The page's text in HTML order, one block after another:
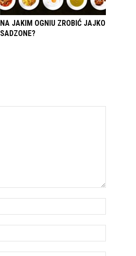
NA JAKIM OGNIU ZROBIĆ JAJKO
SADZONE?